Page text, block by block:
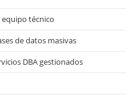
técnico
de datos masivas
DBA gestionados